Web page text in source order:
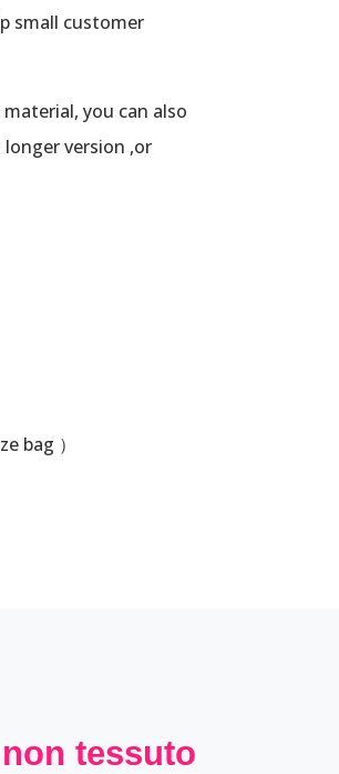
small customer
you can also
version ,or
bag ）
tessuto